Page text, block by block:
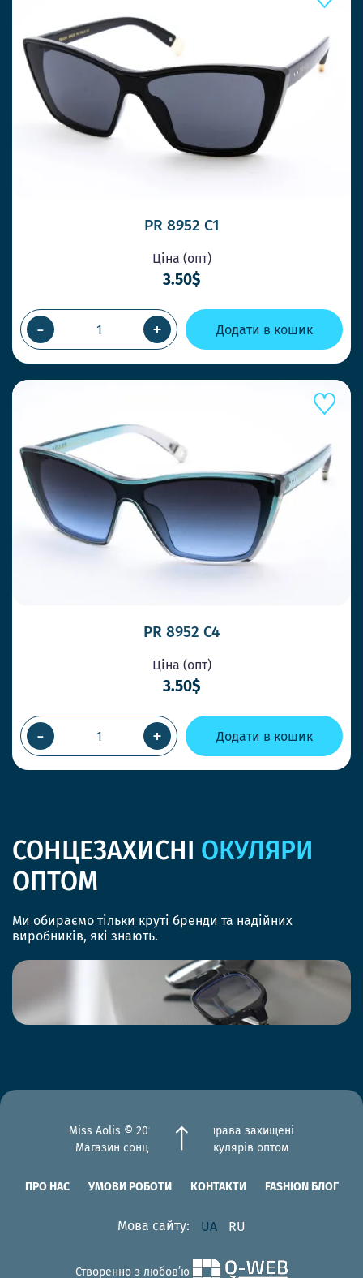
PR 8952 C1
Ціна (опт)
3.50$
- + Додати в кошик
PR 8952 C4
Ціна (опт)
3.50$
- + Додати в кошик
СОНЦЕЗАХИСНІ ОКУЛЯРИ
ОПТОМ
Ми обираємо тільки круті бренди та надійних
виробників, які знають.
Miss Aolis © 2012-2026 Всі права захищені
Магазин сонцезахисних окулярів оптом
ПРО НАС УМОВИ РОБОТИ КОНТАКТИ FASHION БЛОГ
Мова сайту: UA RU
Створенно з любов’ю